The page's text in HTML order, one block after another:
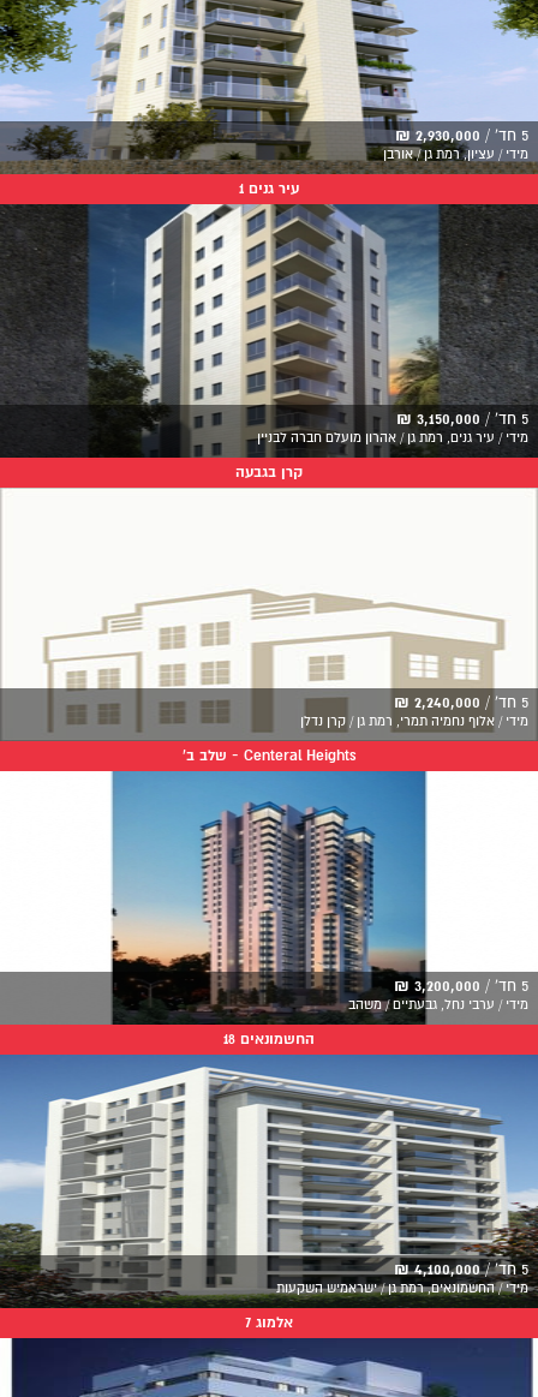
5 חד' / 2,930,000 ₪
מידי / עציון, רמת גן / אורבן
עיר גנים 1
5 חד' / 3,150,000 ₪
מידי / עיר גנים, רמת גן / אהרון מועלם חברה לבניין
קרן בגבעה
5 חד' / 2,240,000 ₪
מידי / אלוף נחמיה תמרי, רמת גן / קרן נדלן
Centeral Heights - שלב ב'
5 חד' / 3,200,000 ₪
מידי / ערבי נחל, גבעתיים / משהב
החשמונאים 18
5 חד' / 4,100,000 ₪
מידי / החשמונאים, רמת גן / ישראמיש השקעות
אלמוג 7